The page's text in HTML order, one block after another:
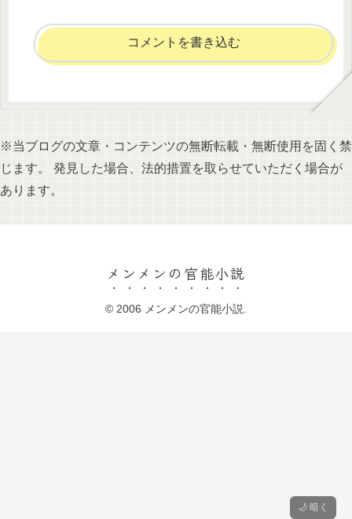
コメントを書き込む
※当ブログの文章・コンテンツの無断転載・無断使用を固く禁
じます。 発見した場合、法的措置を取らせていただく場合が
あります。
メンメンの官能小説
© 2006 メンメンの官能小説.
🌙 暗く